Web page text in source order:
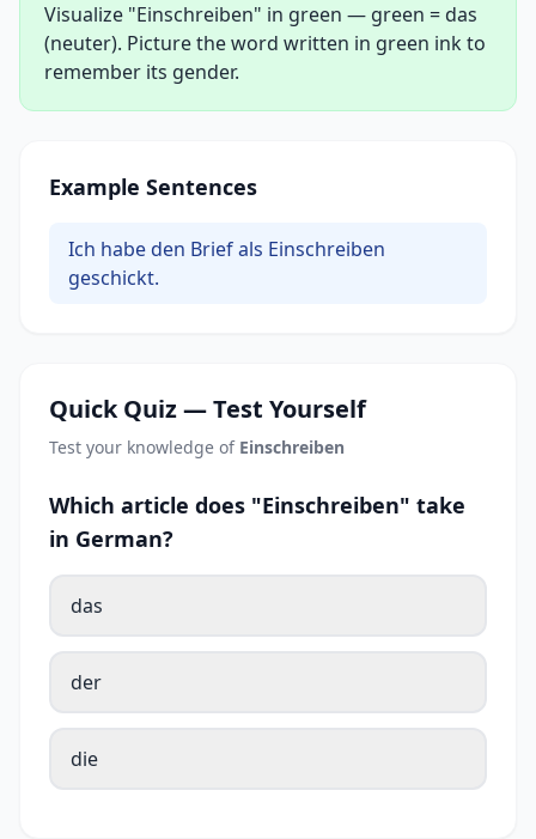
Visualize "Einschreiben" in green — green = das
(neuter). Picture the word written in green ink to
remember its gender.
Example Sentences
Ich habe den Brief als Einschreiben
geschickt.
Quick Quiz — Test Yourself
Test your knowledge of Einschreiben
Which article does "Einschreiben" take
in German?
das
der
die